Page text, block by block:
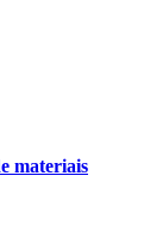
materiais